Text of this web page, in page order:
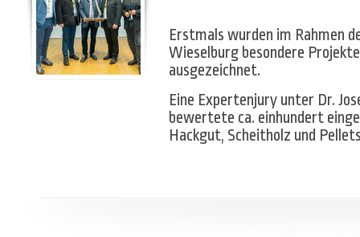
Erstmals wurden im Rahmen
Wieselburg besondere
ausgezeichnet.
Eine Expertenjury unter Dr.
bewertete ca. einhundert
Hackgut, Scheitholz und